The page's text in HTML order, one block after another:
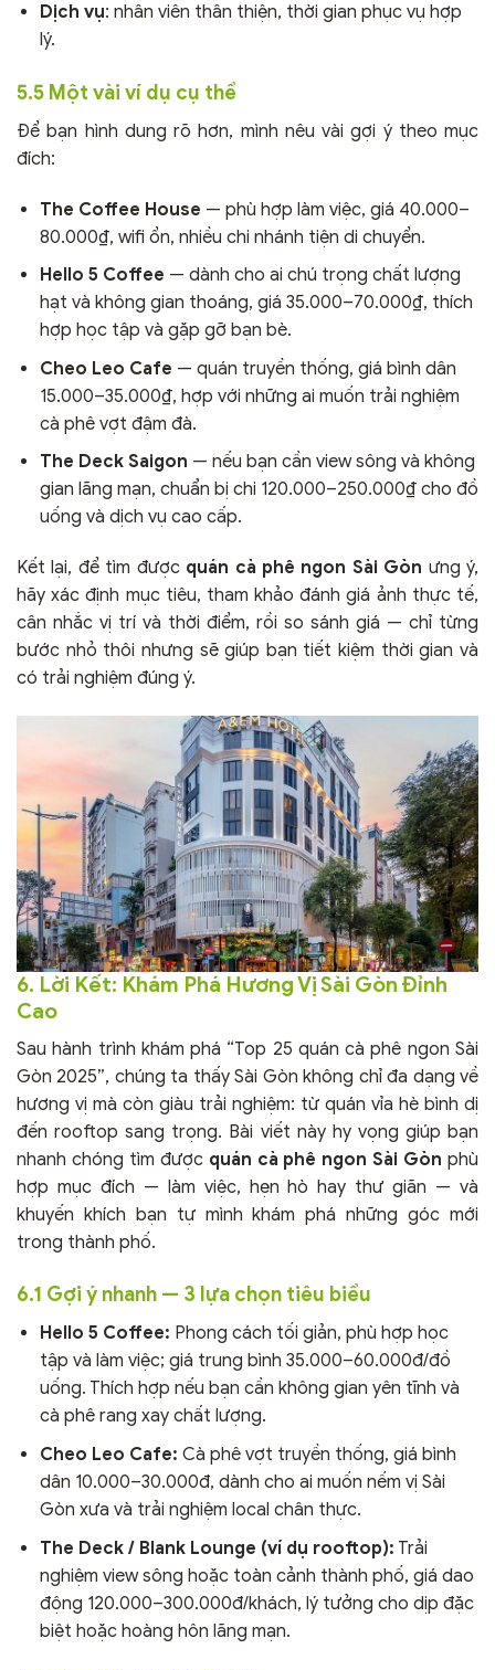
Dịch vụ: nhân viên thân thiện, thời gian phục vụ hợp
lý.
5.5 Một vài ví dụ cụ thể
Để bạn hình dung rõ hơn, mình nêu vài gợi ý theo mục
đích:
The Coffee House — phù hợp làm việc, giá 40.000–
80.000₫, wifi ổn, nhiều chi nhánh tiện di chuyển.
Hello 5 Coffee — dành cho ai chú trọng chất lượng
hạt và không gian thoáng, giá 35.000–70.000₫, thích
hợp học tập và gặp gỡ bạn bè.
Cheo Leo Cafe — quán truyền thống, giá bình dân
15.000–35.000₫, hợp với những ai muốn trải nghiệm
cà phê vợt đậm đà.
The Deck Saigon — nếu bạn cần view sông và không
gian lãng mạn, chuẩn bị chi 120.000–250.000₫ cho đồ
uống và dịch vụ cao cấp.
Kết lại, để tìm được quán cà phê ngon Sài Gòn ưng ý,
hãy xác định mục tiêu, tham khảo đánh giá ảnh thực tế,
cân nhắc vị trí và thời điểm, rồi so sánh giá — chỉ từng
bước nhỏ thôi nhưng sẽ giúp bạn tiết kiệm thời gian và
có trải nghiệm đúng ý.
6. Lời Kết: Khám Phá Hương Vị Sài Gòn Đỉnh
Cao
Sau hành trình khám phá “Top 25 quán cà phê ngon Sài
Gòn 2025”, chúng ta thấy Sài Gòn không chỉ đa dạng về
hương vị mà còn giàu trải nghiệm: từ quán vỉa hè bình dị
đến rooftop sang trọng. Bài viết này hy vọng giúp bạn
nhanh chóng tìm được quán cà phê ngon Sài Gòn phù
hợp mục đích — làm việc, hẹn hò hay thư giãn — và
khuyến khích bạn tự mình khám phá những góc mới
trong thành phố.
6.1 Gợi ý nhanh — 3 lựa chọn tiêu biểu
Hello 5 Coffee: Phong cách tối giản, phù hợp học
tập và làm việc; giá trung bình 35.000–60.000đ/đồ
uống. Thích hợp nếu bạn cần không gian yên tĩnh và
cà phê rang xay chất lượng.
Cheo Leo Cafe: Cà phê vợt truyền thống, giá bình
dân 10.000–30.000đ, dành cho ai muốn nếm vị Sài
Gòn xưa và trải nghiệm local chân thực.
The Deck / Blank Lounge (ví dụ rooftop): Trải
nghiệm view sông hoặc toàn cảnh thành phố, giá dao
động 120.000–300.000đ/khách, lý tưởng cho dịp đặc
biệt hoặc hoàng hôn lãng mạn.